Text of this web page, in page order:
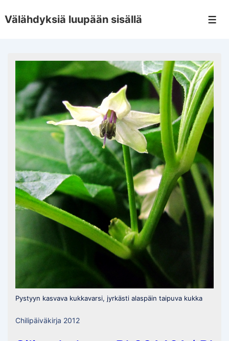
Skip
Content
Välähdyksiä luupään sisällä
Pystyyn kasvava kukkavarsi, jyrkästi alaspäin taipuva kukka
Chilipäiväkirja 2012